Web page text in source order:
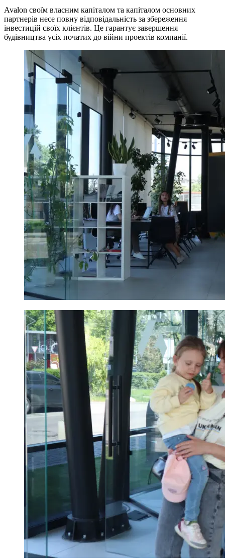
Avalon своїм власним капіталом та капіталом основних
партнерів несе повну відповідальність за збереження
інвестицій своїх клієнтів. Це гарантує завершення
будівництва усіх початих до війни проектів компанії.